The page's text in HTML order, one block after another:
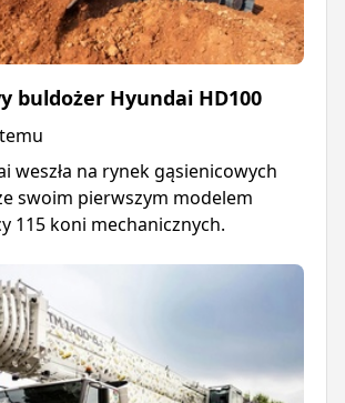
buldożer Hyundai HD100
weszła na rynek gąsienicowych
swoim pierwszym modelem
115 koni mechanicznych.